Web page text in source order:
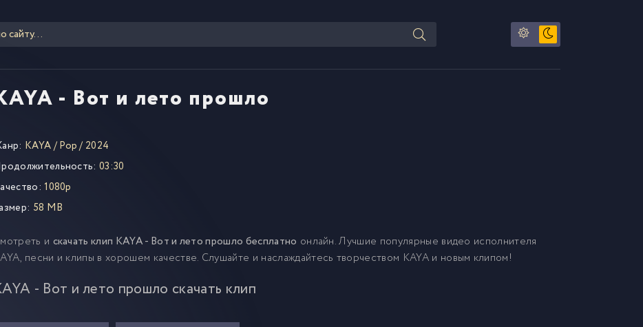
- Вот и лето прошло
KAYA/Pop/ 2024
03:30
1080p
58 MB
и скачать клип KAYA - Вот и лето прошло бесплатно онлайн. Лучшие популярные видео исполнителя
песни и клипы в хорошем качестве. Слушайте и наслаждайтесь творчеством KAYA и новым клипом!
- Вот и лето прошло скачать клип